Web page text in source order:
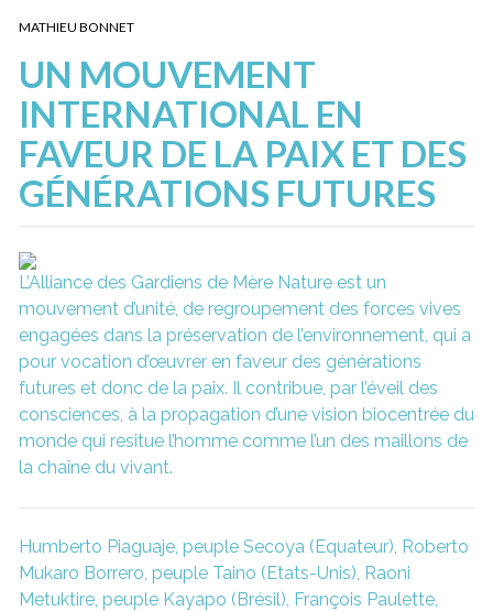
MATHIEU BONNET
UN MOUVEMENT
INTERNATIONAL EN
FAVEUR DE LA PAIX ET DES
GÉNÉRATIONS FUTURES
L’Alliance des Gardiens de Mère Nature est un
mouvement d’unité, de regroupement des forces vives
engagées dans la préservation de l’environnement, qui a
pour vocation d’œuvrer en faveur des générations
futures et donc de la paix. Il contribue, par l’éveil des
consciences, à la propagation d’une vision biocentrée du
monde qui resitue l’homme comme l’un des maillons de
la chaîne du vivant.
Humberto Piaguaje, peuple Secoya (Equateur), Roberto
Mukaro Borrero, peuple Taino (Etats-Unis), Raoni
Metuktire, peuple Kayapo (Brésil), François Paulette,